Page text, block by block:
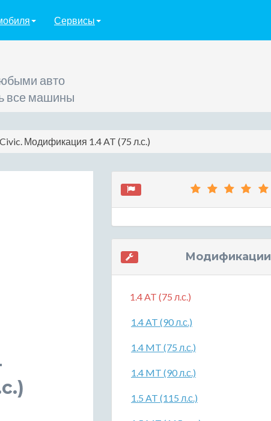
Сервисы
авто
все машины
Модификация 1.4 AT (75 л.с.)
Модификации
1.4 AT (75 л.с.)
1.4 AT (90 л.с.)
1.4 MT (75 л.с.)
1.4 MT (90 л.с.)
1.5 AT (115 л.с.)